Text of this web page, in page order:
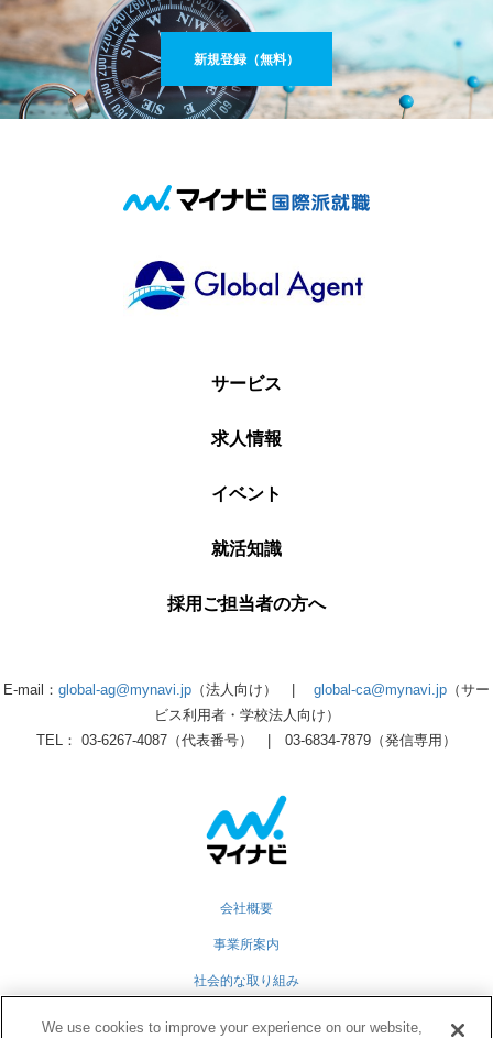
新規登録（無料）
サービス
求人情報
イベント
就活知識
採用ご担当者の方へ
E-mail： global-ag@mynavi.jp （法人向け） | global-ca@mynavi.jp （サー
ビス利用者・学校法人向け）
TEL： 03-6267-4087（代表番号） | 03-6834-7879（発信専用）
会社概要
事業所案内
社会的な取り組み
We use cookies to improve your experience on our website,